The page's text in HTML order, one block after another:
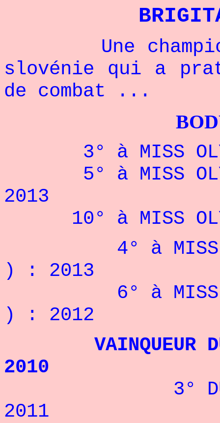
Une
slovénie qui a
de combat ...
3° à MISS
5° à MISS
2013
10° à MISS
4° à MISS
) : 2013
6° à MISS
) : 2012
VAINQUEUR DU
2010
3° DU
2011